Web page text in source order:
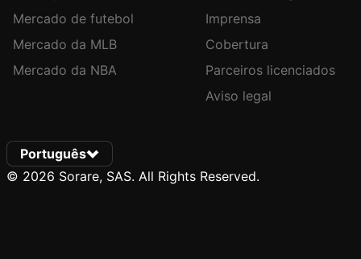
Mercado de futebol
Mercado da MLB
Mercado da NBA
Imprensa
Cobertura
Parceiros licenciados
Aviso legal
Português
© 2026 Sorare, SAS. All Rights Reserved.